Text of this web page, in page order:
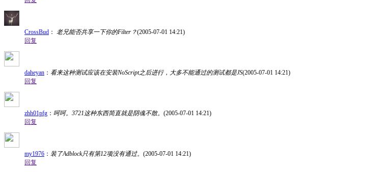
CrossBud ： 老兄能否共享一下你的Filter？(2005-07-01 14:21)
回复
daheyan ： 看来这种测试应该在安装NoScript之后进行，大多不能通过的测试都是JS(2005-07-01 14:21)
回复
zhh01pfg ： 呵呵。3721这种东西简直就是阴魂不散。 (2005-07-01 14:21)
回复
my1976 ： 装了Adblock只有第12项没有通过。 (2005-07-01 14:21)
回复